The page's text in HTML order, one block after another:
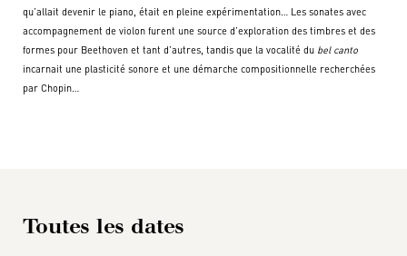
qu’allait devenir le piano, était en pleine expérimentation… Les sonates avec
accompagnement de violon furent une source d’exploration des timbres et des
formes pour Beethoven et tant d’autres, tandis que la vocalité du bel canto
incarnait une plasticité sonore et une démarche compositionnelle recherchées
par Chopin…
Toutes les dates